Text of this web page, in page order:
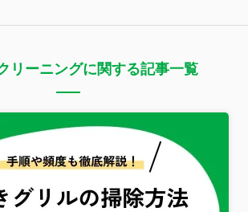
リーニングに関する記事一覧